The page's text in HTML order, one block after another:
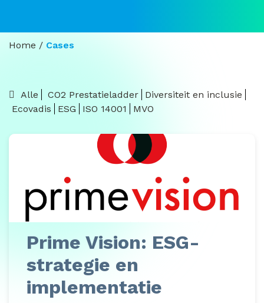
Home / Cases
Alle CO2 Prestatieladder
Diversiteit en inclusie
Ecovadis
ESG ISO 14001 MVO
Prime Vision: ESG-
strategie en
implementatie